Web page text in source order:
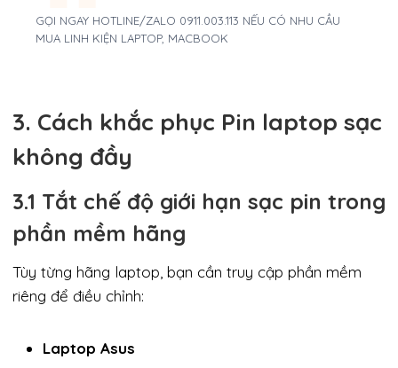
GỌI NGAY HOTLINE/ZALO 0911.003.113 NẾU CÓ NHU CẦU
MUA LINH KIỆN LAPTOP, MACBOOK
3. Cách khắc phục Pin laptop sạc
không đầy
3.1 Tắt chế độ giới hạn sạc pin trong
phần mềm hãng
Tùy từng hãng laptop, bạn cần truy cập phần mềm
riêng để điều chỉnh:
Laptop Asus